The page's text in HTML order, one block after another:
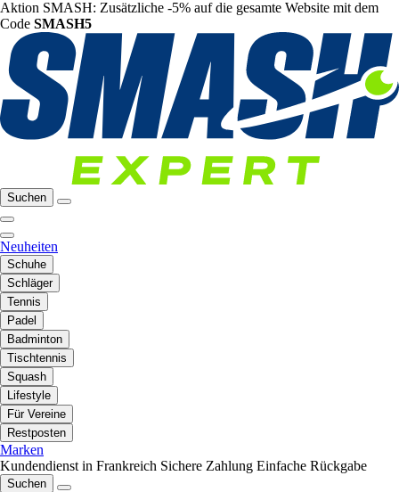
Aktion SMASH: Zusätzliche -5% auf die gesamte Website mit dem
Code SMASH5
Suchen
Neuheiten
Schuhe
Schläger
Tennis
Padel
Badminton
Tischtennis
Squash
Lifestyle
Für Vereine
Restposten
Marken
Kundendienst in Frankreich Sichere Zahlung Einfache Rückgabe
Suchen